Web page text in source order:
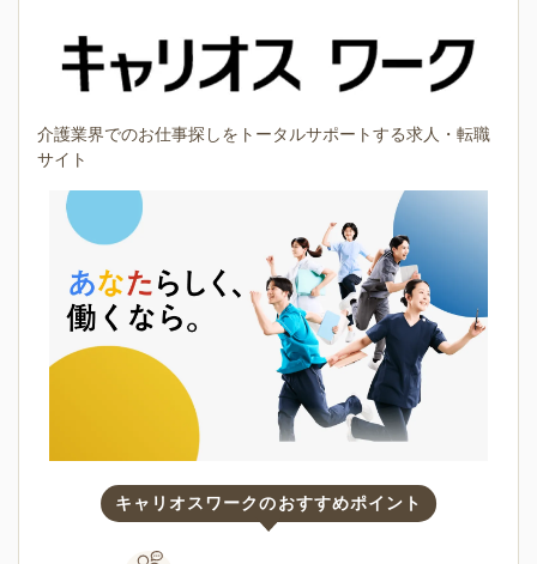
介護業界でのお仕事探しをトータルサポートする求人・転職
サイト
キャリオスワークのおすすめポイント